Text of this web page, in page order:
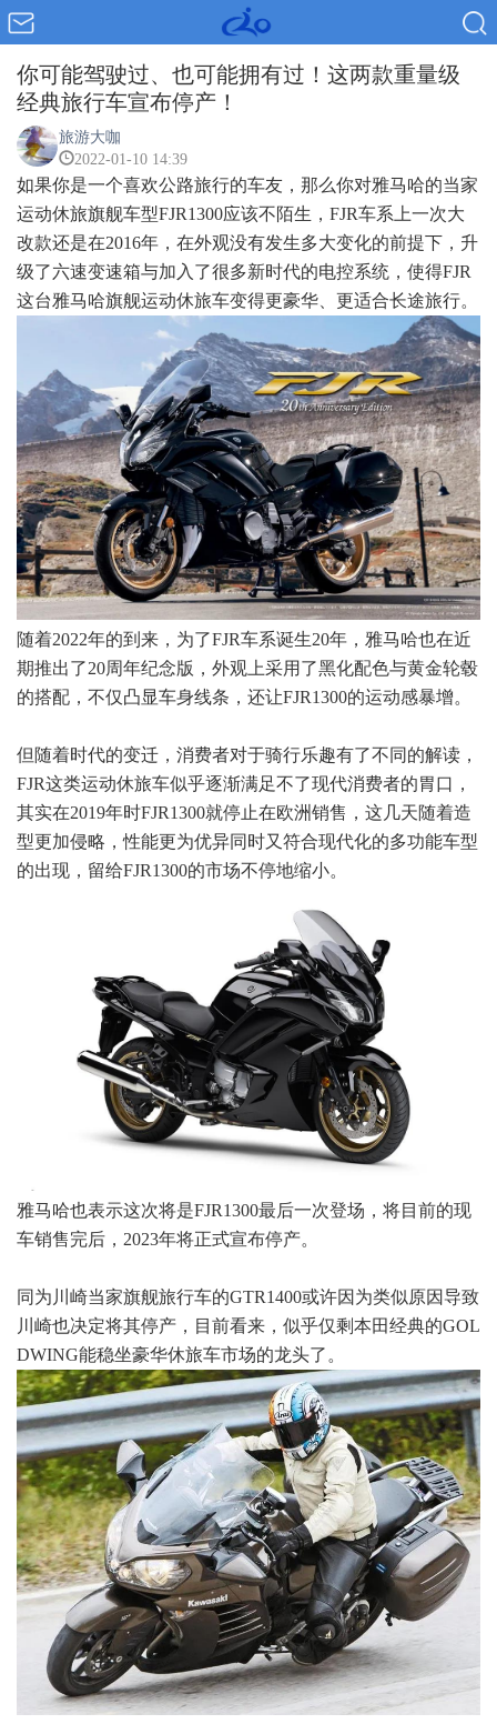
你可能驾驶过、也可能拥有过！这两款重量级
经典旅行车宣布停产！
旅游大咖
2022-01-10 14:39
如果你是一个喜欢公路旅行的车友，那么你对雅马哈的当家
运动休旅旗舰车型FJR1300应该不陌生，FJR车系上一次大
改款还是在2016年，在外观没有发生多大变化的前提下，升
级了六速变速箱与加入了很多新时代的电控系统，使得FJR
这台雅马哈旗舰运动休旅车变得更豪华、更适合长途旅行。
随着2022年的到来，为了FJR车系诞生20年，雅马哈也在近
期推出了20周年纪念版，外观上采用了黑化配色与黄金轮毂
的搭配，不仅凸显车身线条，还让FJR1300的运动感暴增。
但随着时代的变迁，消费者对于骑行乐趣有了不同的解读，
FJR这类运动休旅车似乎逐渐满足不了现代消费者的胃口，
其实在2019年时FJR1300就停止在欧洲销售，这几天随着造
型更加侵略，性能更为优异同时又符合现代化的多功能车型
的出现，留给FJR1300的市场不停地缩小。
雅马哈也表示这次将是FJR1300最后一次登场，将目前的现
车销售完后，2023年将正式宣布停产。
同为川崎当家旗舰旅行车的GTR1400或许因为类似原因导致
川崎也决定将其停产，目前看来，似乎仅剩本田经典的GOL
DWING能稳坐豪华休旅车市场的龙头了。